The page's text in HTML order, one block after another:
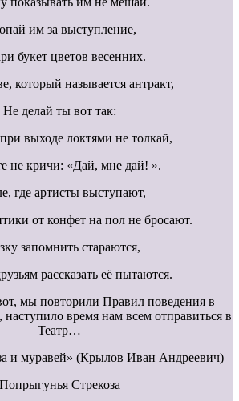
им за выступление,
букет цветов весенних.
который называется антракт,
Не делай ты вот так:
выходе локтями не толкай,
не кричи: «Дай, мне дай! ».
где артисты выступают,
от конфет на пол не бросают.
запомнить стараются,
рассказать её пытаются.
мы повторили Правил поведения в
наступило время нам всем отправиться в
Театр…
и муравей» (Крылов Иван Андреевич)
Попрыгунья Стрекоза